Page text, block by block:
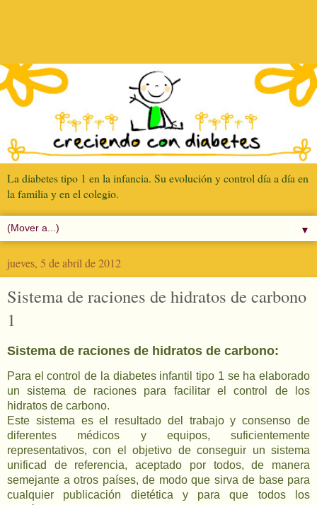
La diabetes tipo 1 en la infancia. Su evolución y control día a día en
la familia y en el colegio.
▼
jueves, 5 de abril de 2012
Sistema de raciones de hidratos de carbono
1
Sistema de raciones de hidratos de carbono:
Para el control de la diabetes infantil tipo 1 se ha elaborado
un sistema de raciones para facilitar el control de los
hidratos de carbono.
Este sistema es el resultado del trabajo y consenso de
diferentes médicos y equipos, suficientemente
representativos, con el objetivo de conseguir un sistema
unificad de referencia, aceptado por todos, de manera
semejante a otros países, de modo que sirva de base para
cualquier publicación dietética y para que todos los